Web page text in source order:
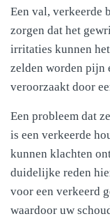
Een val, verkeerde
zorgen dat het
irritaties kunnen
zelden worden pijn
veroorzaakt door
Een probleem dat
is een verkeerde
kunnen klachten
duidelijke reden
voor een verkeerd
waardoor uw